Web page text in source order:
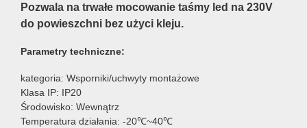
Pozwala na trwałe mocowanie taśmy led na 230V
do powieszchni bez użyci kleju.
Parametry techniczne:
kategoria: Wsporniki/uchwyty montażowe
Klasa IP: IP20
Środowisko: Wewnątrz
Temperatura działania: -20℃~40℃